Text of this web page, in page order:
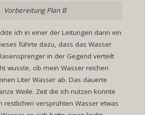
Vorbereitung Plan B
ich in einer der Leitungen dann ein
führte dazu, dass das Wasser
in der Gegend verteilt
wusste, ob mein Wasser reichen
Liter Wasser ab. Das dauerte
Weile. Zeit die ich nutzen konnte
restlichen versprühten Wasser etwas